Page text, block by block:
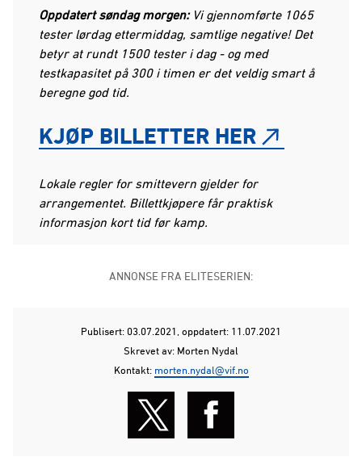
Oppdatert søndag morgen: Vi gjennomførte 1065
tester lørdag ettermiddag, samtlige negative! Det
betyr at rundt 1500 tester i dag - og med
testkapasitet på 300 i timen er det veldig smart å
beregne god tid.
KJØP BILLETTER HER
Lokale regler for smittevern gjelder for
arrangementet. Billettkjøpere får praktisk
informasjon kort tid før kamp.
ANNONSE FRA ELITESERIEN:
Publisert: 03.07.2021 , oppdatert: 11.07.2021
Skrevet av: Morten Nydal
Kontakt: morten.nydal@vif.no